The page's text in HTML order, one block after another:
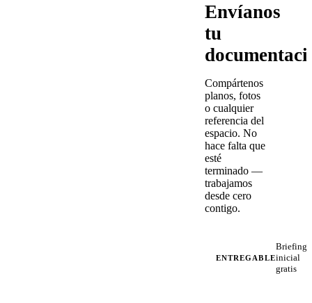
Envíanos
tu
Compártenos
planos, fotos
o cualquier
referencia del
espacio. No
hace falta que
esté
terminado —
trabajamos
desde cero
contigo.
ENTREGABLE
Briefing
inicial
gratis